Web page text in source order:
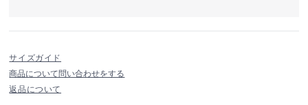
サイズガイド
商品について問い合わせをする
返品について